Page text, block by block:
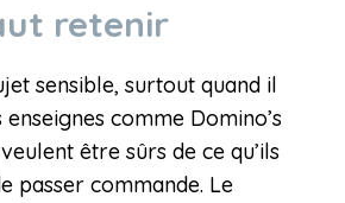
retenir
sensible, surtout quand il
enseignes comme Domino’s
être sûrs de ce qu’ils
passer commande. Le